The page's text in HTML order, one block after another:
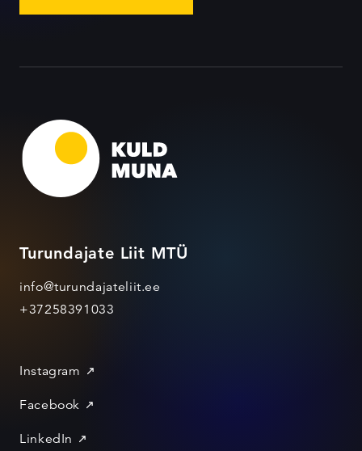
Turundajate Liit MTÜ
info@turundajateliit.ee
+37258391033
Instagram
Facebook
LinkedIn